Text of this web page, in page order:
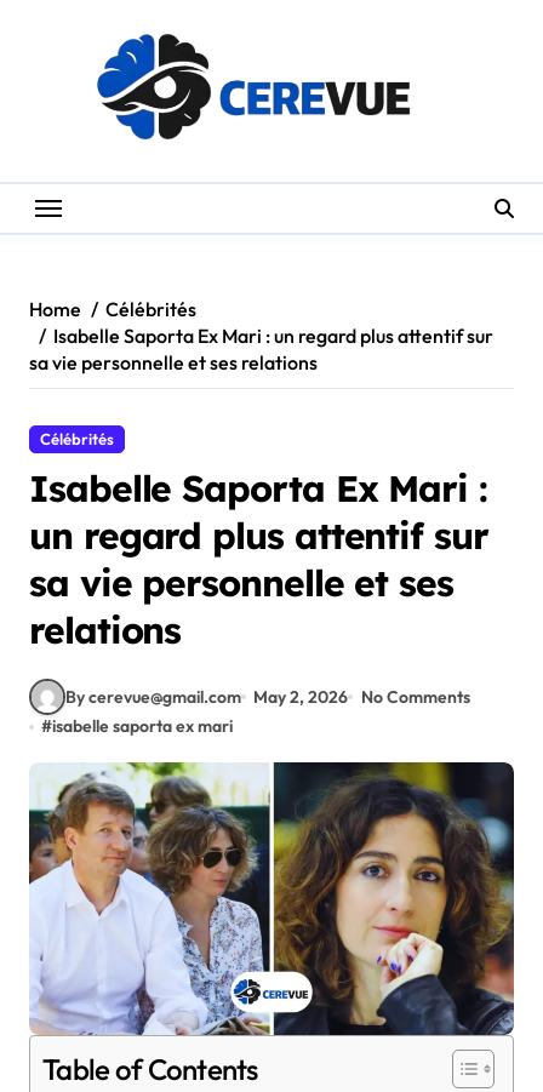
Home
Célébrités
Isabelle Saporta Ex Mari : un regard plus attentif sur
sa vie personnelle et ses relations
Célébrités
Isabelle Saporta Ex Mari :
un regard plus attentif sur
sa vie personnelle et ses
relations
By cerevue@gmail.com May 2, 2026
No Comments
#isabelle saporta ex mari
Table of Contents